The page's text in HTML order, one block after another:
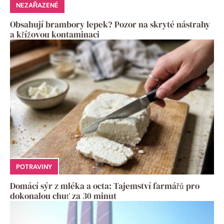
NEZAŘAZENÉ
Obsahují brambory lepek? Pozor na skryté nástrahy
a křížovou kontaminaci
POTRAVINY
Domácí sýr z mléka a octa: Tajemství farmářů pro
dokonalou chuť za 30 minut